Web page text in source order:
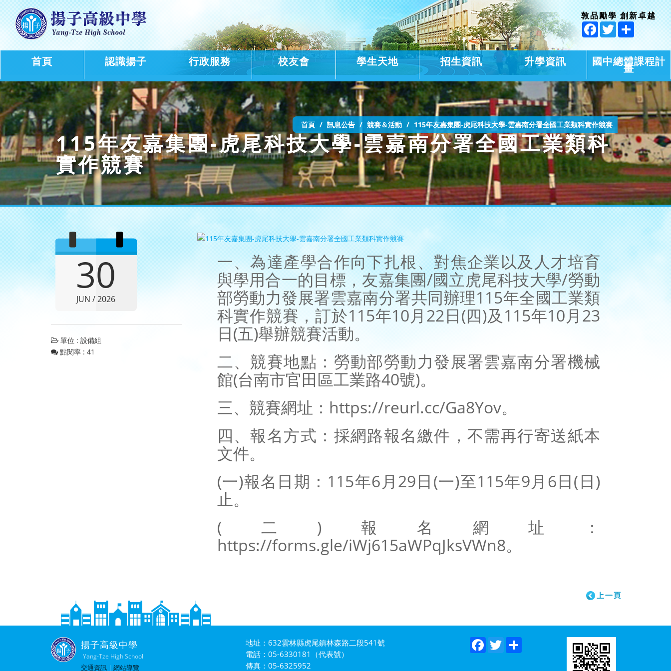
敦品勵學 創新卓越
Facebook
Twitter
首頁 認識揚子 行政服務 校友會 學生天地 招生資訊 升學資訊 國中總體課程計
畫
首頁 訊息公告 競賽＆活動 115年友嘉集團-虎尾科技大學-雲嘉南分署全國工業類科實作競賽
115年友嘉集團-虎尾科技大學-雲嘉南分署全國工業類科
實作競賽
30
JUN / 2026
單位 : 設備組
點閱率 : 41
一、為達產學合作向下扎根、對焦企業以及人才培育
與學用合一的目標，友嘉集團/國立虎尾科技大學/勞動
部勞動力發展署雲嘉南分署共同辦理115年全國工業類
科實作競賽，訂於115年10月22日(四)及115年10月23
日(五)舉辦競賽活動。
二、競賽地點：勞動部勞動力發展署雲嘉南分署機械
館(台南市官田區工業路40號)。
三、競賽網址：https://reurl.cc/Ga8Yov。
四、報名方式：採網路報名繳件，不需再行寄送紙本
文件。
(一)報名日期：115年6月29日(一)至115年9月6日(日)
止。
(二)報名網址：
https://forms.gle/iWj615aWPqJksVWn8。
揚子高級中學
Yang-Tze High School
交通資訊 | 網站導覽
地址：632雲林縣虎尾鎮林森路二段541號
電話：05-6330181（代表號）
傳真：05-6325952
FacebookTwitter